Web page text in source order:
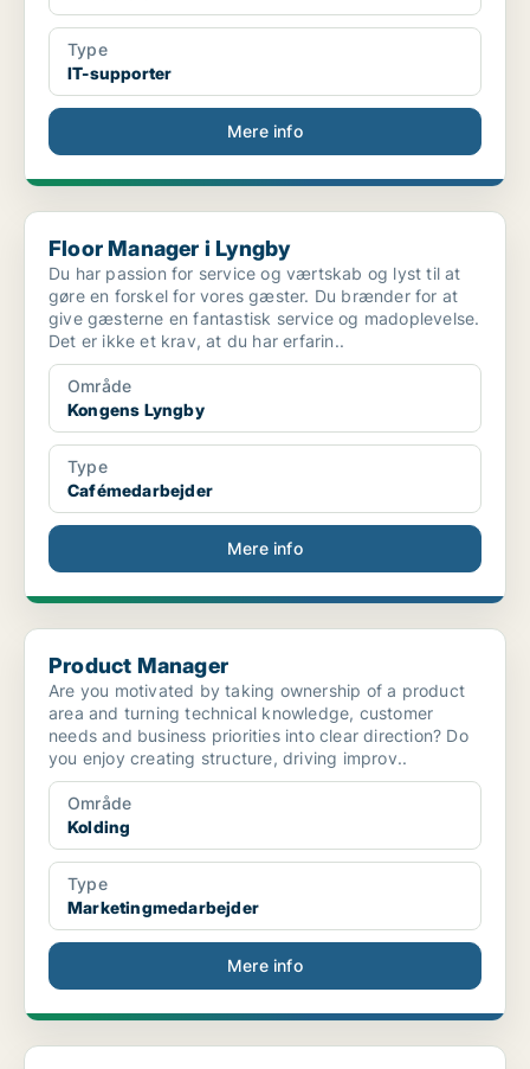
Type
IT-supporter
Mere info
Floor Manager i Lyngby
Floor Manager i Lyngby
Du har passion for service og værtskab og lyst til at
gøre en forskel for vores gæster. Du brænder for at
give gæsterne en fantastisk service og madoplevelse.
Det er ikke et krav, at du har erfarin..
Område
Kongens Lyngby
Type
Cafémedarbejder
Mere info
Product Manager
Product Manager
Are you motivated by taking ownership of a product
area and turning technical knowledge, customer
needs and business priorities into clear direction? Do
you enjoy creating structure, driving improv..
Område
Kolding
Type
Marketingmedarbejder
Mere info
Tilkaldevikarer til Elevhjemmet Neptun, Specialcen...